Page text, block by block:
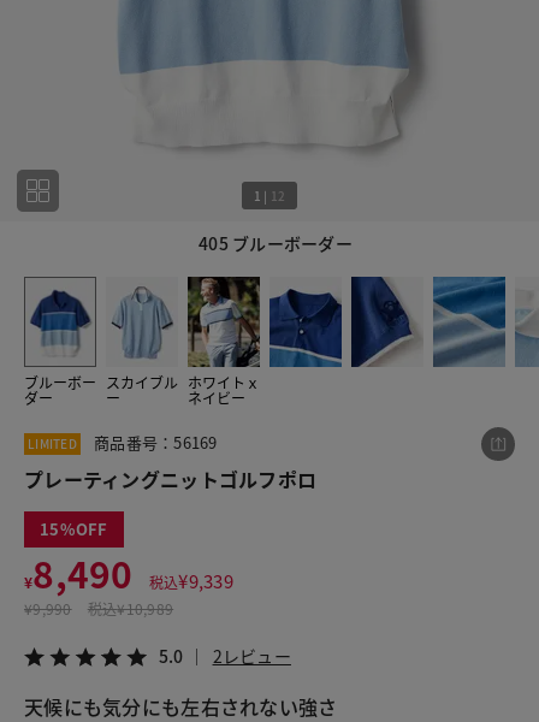
405 ブルーボーダー
1 | 12
ブルーボー
ダー
スカイブル
ー
ホワイトｘ
ネイビー
1
LIMITED 商品番号：56169
プレーティングニットゴルフポロ
15
¥8,490 税込¥9,339
¥9,990 税込¥10,989
5.0 2レビュー
天候にも気分にも左右されない強さ
この商品をシェアする
プレーティングニットゴルフポロ
¥8,490
税込¥9,339
LINE X